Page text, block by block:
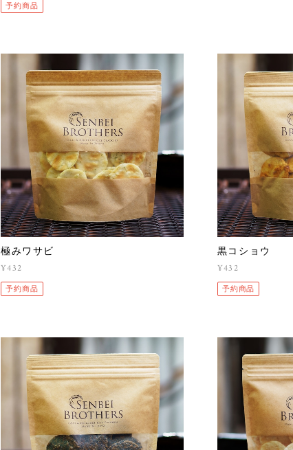
予約商品
極みワサビ
¥432
予約商品
黒コショウ
¥432
予約商品